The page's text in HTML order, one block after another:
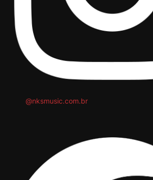
@nksmusic.com.br